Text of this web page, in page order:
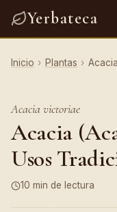
Yerbateca
Inicio › Plantas › Acacia
Acacia victoriae
Acacia
Usos
10 min de lectura